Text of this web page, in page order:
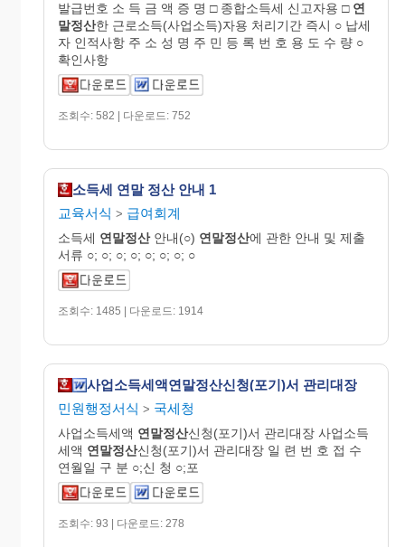
발급번호 소 득 금 액 증 명 □ 종합소득세 신고자용 □ 연
말정산한 근로소득(사업소득)자용 처리기간 즉시 ○ 납세
자 인적사항 주 소 성 명 주 민 등 록 번 호 용 도 수 량 ○
확인사항
조회수: 582 | 다운로드: 752
소득세 연말 정산 안내 1
교육서식 > 급여회계
소득세 연말정산안내(○) 연말정산에 관한 안내 및 제출
서류 ○; ○; ○; ○; ○; ○; ○; ○
조회수: 1485 | 다운로드: 1914
사업소득세액연말정산신청(포기)서 관리대장
민원행정서식 > 국세청
사업소득세액 연말정산신청(포기)서 관리대장 사업소득
세액 연말정산신청(포기)서 관리대장 일 련 번 호 접 수
연월일 구 분 ○;신 청 ○;포
조회수: 93 | 다운로드: 278